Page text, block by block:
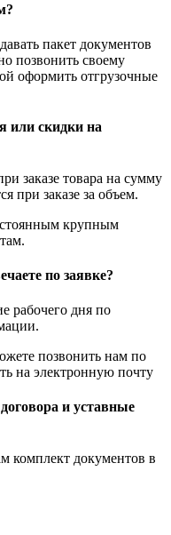
пакет документов
позвонить своему
оформить отгрузочные
или скидки на
заказе товара на сумму
при заказе за объем.
крупным
по заявке?
рабочего дня по
позвонить нам по
на электронную почту
и уставные
комплект документов в